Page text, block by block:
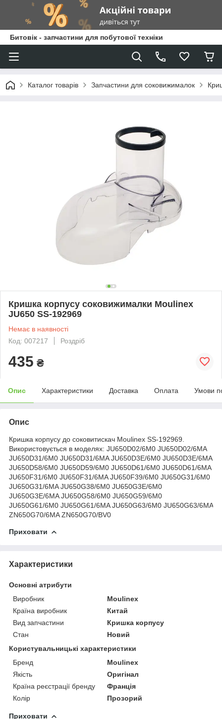
Битовік - запчастини для побутової техніки
Каталог товарів Запчастини для соковижималок
Кришка корпусу соковижималки Moulinex
JU650 SS-192969
Немає в наявності
Код: 007217
Роздріб
435 ₴
Опис Характеристики Доставка Оплата Умови
Опис
Кришка корпусу до соковитискач Moulinex SS-192969.
Використовується в моделях: JU650D02/6M0 JU650D02/6MA
JU650D31/6M0 JU650D31/6MA JU650D3E/6M0 JU650D3E/6MA
JU650D58/6M0 JU650D59/6M0 JU650D61/6M0 JU650D61/6MA
JU650F31/6M0 JU650F31/6MA JU650F39/6M0 JU650G31/6M0
JU650G31/6MA JU650G38/6M0 JU650G3E/6M0
JU650G3E/6MA JU650G58/6M0 JU650G59/6M0
JU650G61/6M0 JU650G61/6MA JU650G63/6M0 JU650G63/6MA
ZN650G70/6MA ZN650G70/BV0
Приховати
Характеристики
Основні атрибути
Виробник
Moulinex
Країна виробник
Китай
Вид запчастини
Кришка корпусу
Стан
Новий
Користувальницькі характеристики
Бренд
Moulinex
Якість
Оригінал
Країна реєстрації бренду
Франція
Колір
Прозорий
Приховати